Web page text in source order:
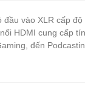
vào XLR cấp
HDMI cung cấp
đến